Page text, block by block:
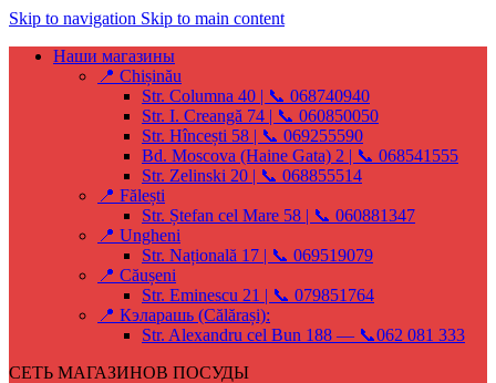
Skip to navigation Skip to main content
Наши магазины
📍 Chișinău
Str. Columna 40 | 📞 068740940
Str. I. Creangă 74 | 📞 060850050
Str. Hîncești 58 | 📞 069255590
Bd. Moscova (Haine Gata) 2 | 📞 068541555
Str. Zelinski 20 | 📞 068855514
📍 Fălești
Str. Ștefan cel Mare 58 | 📞 060881347
📍 Ungheni
Str. Națională 17 | 📞 069519079
📍 Căușeni
Str. Eminescu 21 | 📞 079851764
📍 Кэларашь (Călărași):
Str. Alexandru cel Bun 188 — 📞062 081 333
СЕТЬ МАГАЗИНОВ ПОСУДЫ